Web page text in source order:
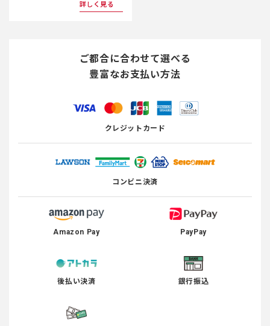
詳しく見る
ご都合に合わせて選べる
豊富なお支払い方法
クレジットカード
コンビニ決済
Amazon Pay PayPay
後払い決済 銀行振込